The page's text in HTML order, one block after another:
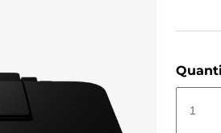
1